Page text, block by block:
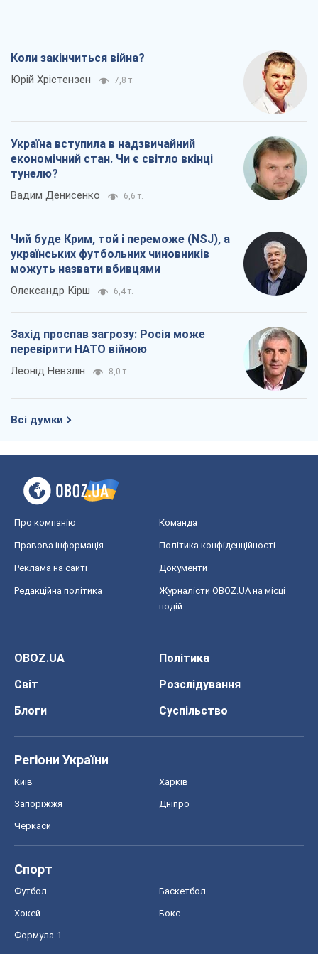
Коли закінчиться війна?
Юрій Хрістензен 7,8 т.
Україна вступила в надзвичайний
економічний стан. Чи є світло вкінці
тунелю?
Вадим Денисенко 6,6 т.
Чий буде Крим, той і переможе (NSJ), а
українських футбольних чиновників
можуть назвати вбивцями
Олександр Кірш 6,4 т.
Захід проспав загрозу: Росія може
перевірити НАТО війною
Леонід Невзлін 8,0 т.
Всі думки
Про компанію Команда
Правова інформація Політика конфіденційності
Реклама на сайті Документи
Редакційна політика
Журналісти OBOZ.UA на місці
подій
OBOZ.UA
Політика
Світ
Розслідування
Блоги
Суспільство
Регіони України
Київ Харків
Запоріжжя Дніпро
Черкаси
Спорт
Футбол Баскетбол
Хокей Бокс
Формула-1